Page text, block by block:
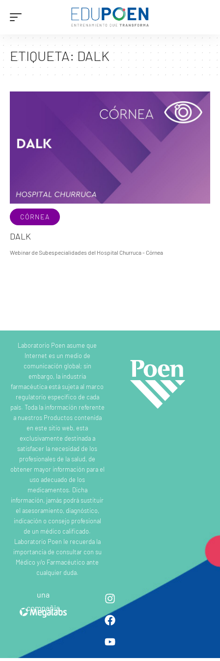
ETIQUETA:DALK
CÓRNEA
DALK
Webinar de Subespecialidades del Hospital Churruca - Córnea
Laboratorio Poen asume que
Internet es un medio de
comunicación global; sin
embargo, la industria
farmacéutica está sujeta al marco
regulatorio específico de cada
país. Toda la información referente
a nuestros Productos contenida
en este sitio web, esta
exclusivamente destinada a
satisfacer la necesidad de los
profesionales de la salud, de
obtener mayor información para el
uso adecuado de los
medicamentos. Dicha
información, jamás podrá sustituir
el asesoramiento, diagnóstico,
indicación o consejo profesional
de un médico calificado.
Laboratorio Poen le recuerda la
importancia de consultar con su
Médico y/o Farmacéutico ante
cualquier duda.
una
compañia